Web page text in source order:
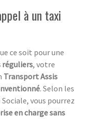
à un taxi
ce soit pour une
réguliers, votre
Transport Assis
. Selon les
vous pourrez
en charge sans